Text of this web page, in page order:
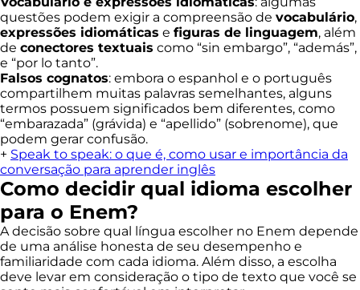
questões podem exigir a compreensão de vocabulário,
expressões idiomáticas e figuras de linguagem, além
de conectores textuais como “sin embargo”, “además”,
e “por lo tanto”.
Falsos cognatos: embora o espanhol e o português
compartilhem muitas palavras semelhantes, alguns
termos possuem significados bem diferentes, como
“embarazada” (grávida) e “apellido” (sobrenome), que
podem gerar confusão.
+ Speak to speak: o que é, como usar e importância da
conversação para aprender inglês
Como decidir qual idioma escolher
para o Enem?
A decisão sobre qual língua escolher no Enem depende
de uma análise honesta de seu desempenho e
familiaridade com cada idioma. Além disso, a escolha
deve levar em consideração o tipo de texto que você se